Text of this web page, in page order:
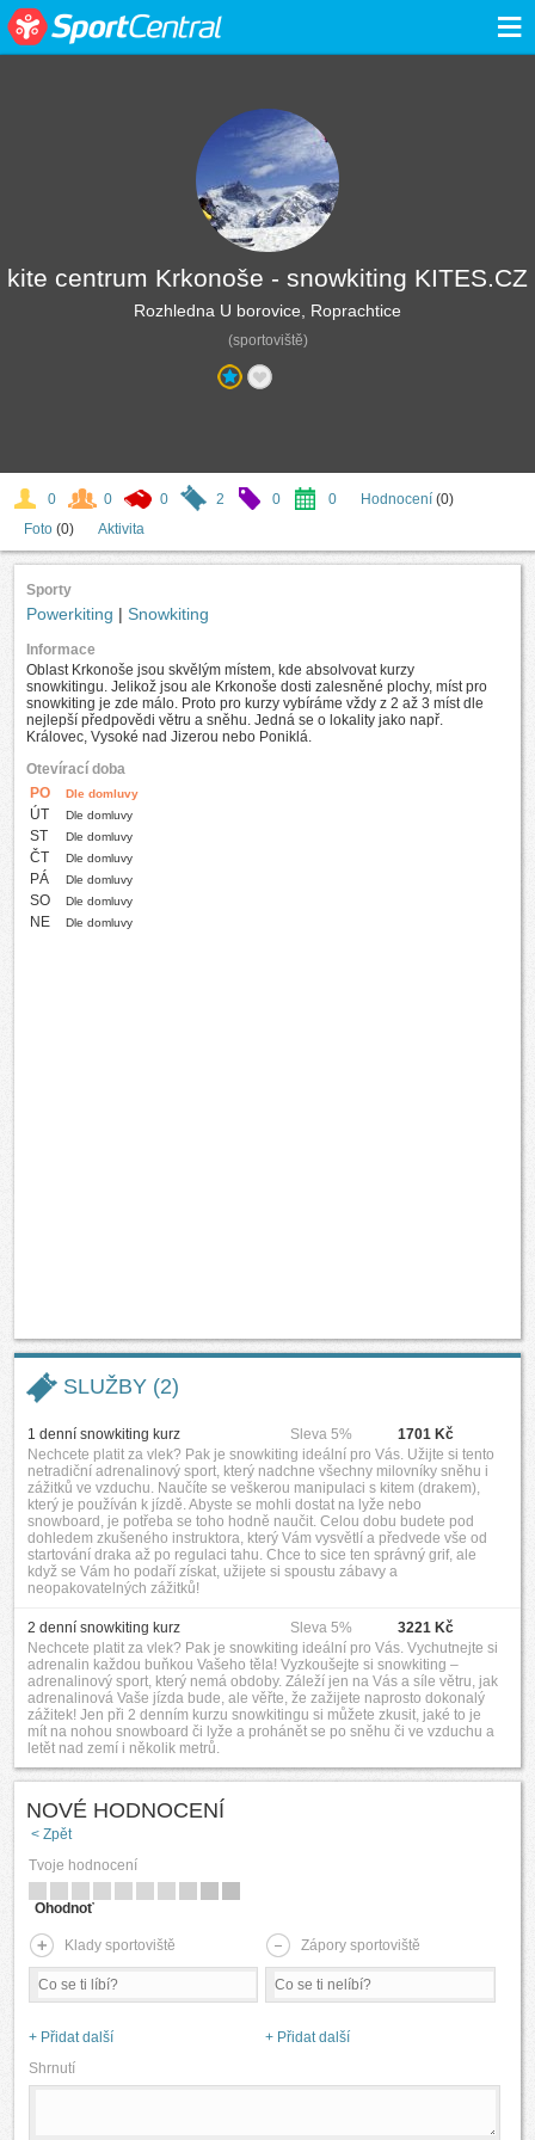
≡
kite centrum Krkonoše - snowkiting KITES.CZ
Rozhledna U borovice, Roprachtice
(sportoviště)
0 0 0 2 0 0 Hodnocení (0)
Foto (0) Aktivita
Sporty
Powerkiting | Snowkiting
Informace
Oblast Krkonoše jsou skvělým místem, kde absolvovat kurzy
snowkitingu. Jelikož jsou ale Krkonoše dosti zalesněné plochy, míst pro
snowkiting je zde málo. Proto pro kurzy vybíráme vždy z 2 až 3 míst dle
nejlepší předpovědi větru a sněhu. Jedná se o lokality jako např.
Královec, Vysoké nad Jizerou nebo Poniklá.
Otevírací doba
PO
Dle domluvy
ÚT Dle domluvy
ST Dle domluvy
ČT Dle domluvy
PÁ Dle domluvy
SO Dle domluvy
NE Dle domluvy
SLUŽBY (2)
1 denní snowkiting kurz Sleva 5%
1701 Kč
Nechcete platit za vlek? Pak je snowkiting ideální pro Vás. Užijte si tento
netradiční adrenalinový sport, který nadchne všechny milovníky sněhu i
zážitků ve vzduchu. Naučíte se veškerou manipulaci s kitem (drakem),
který je používán k jízdě. Abyste se mohli dostat na lyže nebo
snowboard, je potřeba se toho hodně naučit. Celou dobu budete pod
dohledem zkušeného instruktora, který Vám vysvětlí a předvede vše od
startování draka až po regulaci tahu. Chce to sice ten správný grif, ale
když se Vám ho podaří získat, užijete si spoustu zábavy a
neopakovatelných zážitků!
2 denní snowkiting kurz Sleva 5%
3221 Kč
Nechcete platit za vlek? Pak je snowkiting ideální pro Vás. Vychutnejte si
adrenalin každou buňkou Vašeho těla! Vyzkoušejte si snowkiting –
adrenalinový sport, který nemá obdoby. Záleží jen na Vás a síle větru, jak
adrenalinová Vaše jízda bude, ale věřte, že zažijete naprosto dokonalý
zážitek! Jen při 2 denním kurzu snowkitingu si můžete zkusit, jaké to je
mít na nohou snowboard či lyže a prohánět se po sněhu či ve vzduchu a
letět nad zemí i několik metrů.
NOVÉ HODNOCENÍ
< Zpět
Tvoje hodnocení
Ohodnoť
Klady sportoviště Zápory sportoviště
+ Přidat další
+ Přidat další
Shrnutí